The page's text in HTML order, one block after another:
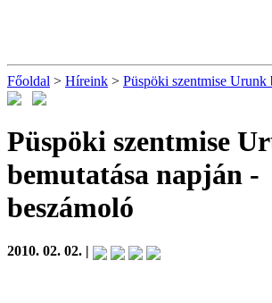
Főoldal > Híreink > Püspöki szentmise Urunk
Püspöki szentmise
bemutatása napján -
beszámoló
2010. 02. 02. |